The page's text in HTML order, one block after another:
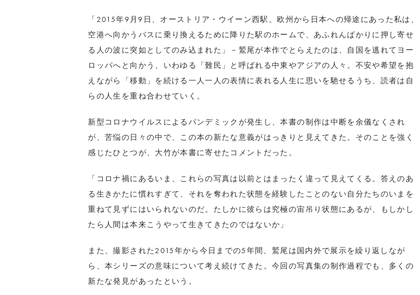
「2015年9月9日、オーストリア・ウイーン西駅。欧州から日本への帰途にあった私は、
空港へ向かうバスに乗り換えるために降りた駅のホームで、あふれんばかりに押し寄せ
る人の波に突如としてのみ込まれた」－鷲尾が本作でとらえたのは、自国を逃れてヨー
ロッパへと向かう、いわゆる「難民」と呼ばれる中東やアジアの人々。不安や希望を抱
えながら「移動」を続ける一人一人の表情に表れる人生に思いを馳せるうち、読者は自
らの人生を重ね合わせていく。
新型コロナウイルスによるパンデミックが発生し、本書の制作は中断を余儀なくされ
が、苦悩の日々の中で、この本の新たな意義がはっきりと見えてきた。そのことを強く
感じたひとつが、大竹が本書に寄せたコメントだった。
「コロナ禍にあるいま、これらの写真は以前とはまったく違って見えてくる。答えのあ
る生きかたに慣れすぎて、それを奪われた状態を経験したことのない自分たちのいまを
重ねて見ずにはいられないのだ。たしかに彼らは究極の宙吊り状態にあるが、もしかし
たら人間は本来こうやって生きてきたのではないか」
また、撮影された2015年から今日までの5年間、鷲尾は国内外で展示を繰り返しなが
ら、本シリーズの意味について考え続けてきた。今回の写真集の制作過程でも、多くの
新たな発見があったという。